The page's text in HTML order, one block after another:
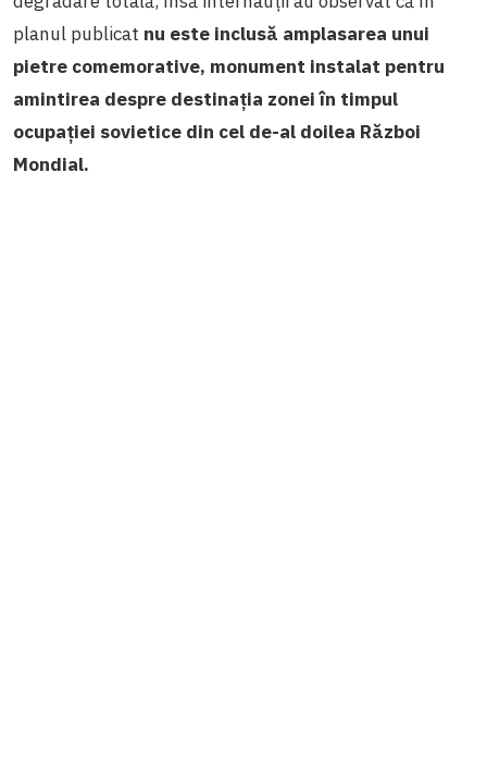
planul publicat nu este inclusă amplasarea unui
pietre comemorative, monument instalat pentru
amintirea despre destinația zonei în timpul
ocupației sovietice din cel de-al doilea Război
Mondial.